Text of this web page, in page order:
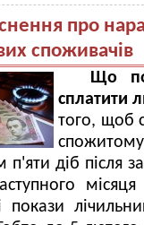
про
споживачів
Що
сплатити
того, щоб
п'яти діб після
покази